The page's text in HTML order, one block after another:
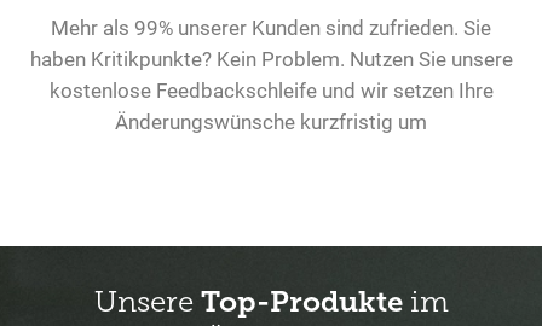
Mehr als 99% unserer Kunden sind zufrieden. Sie
haben Kritikpunkte? Kein Problem. Nutzen Sie unsere
kostenlose Feedbackschleife und wir setzen Ihre
Änderungswünsche kurzfristig um
Unsere Top-Produkteim